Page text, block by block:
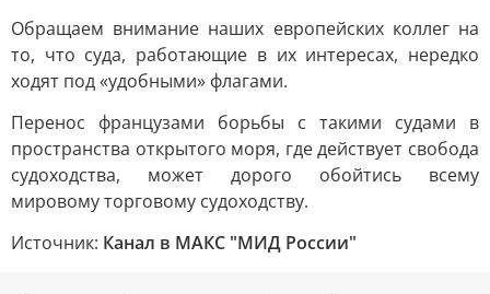
Обращаем внимание наших европейских коллег на
то, что суда, работающие в их интересах, нередко
ходят под «удобными» флагами.
Перенос французами борьбы с такими судами в
пространства открытого моря, где действует свобода
судоходства, может дорого обойтись всему
мировому торговому судоходству.
Источник: Канал в МАКС "МИД России"